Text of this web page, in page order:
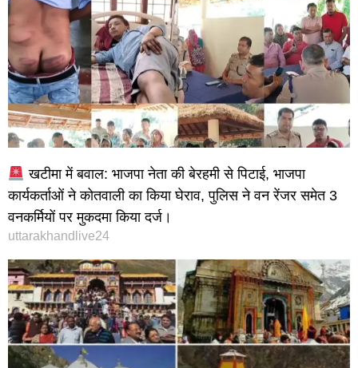
खटीमा में बवाल: भाजपा नेता की बेरहमी से पिटाई, भाजपा
कार्यकर्ताओं ने कोतवाली का किया घेराव, पुलिस ने वन रेंजर समेत 3
वनकर्मियों पर मुकदमा किया दर्ज।
uttarakhandlive24